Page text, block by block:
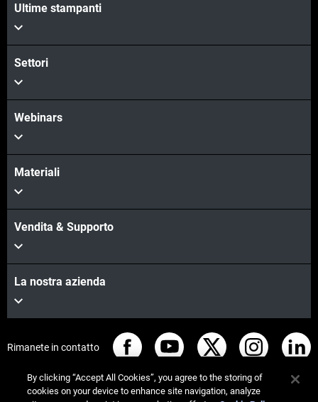
Ultime stampanti
Settori
Webinars
Materiali
Vendita & Supporto
La nostra azienda
Rimanete in contatto
By clicking “Accept All Cookies”, you agree to the storing of
cookies on your device to enhance site navigation, analyze